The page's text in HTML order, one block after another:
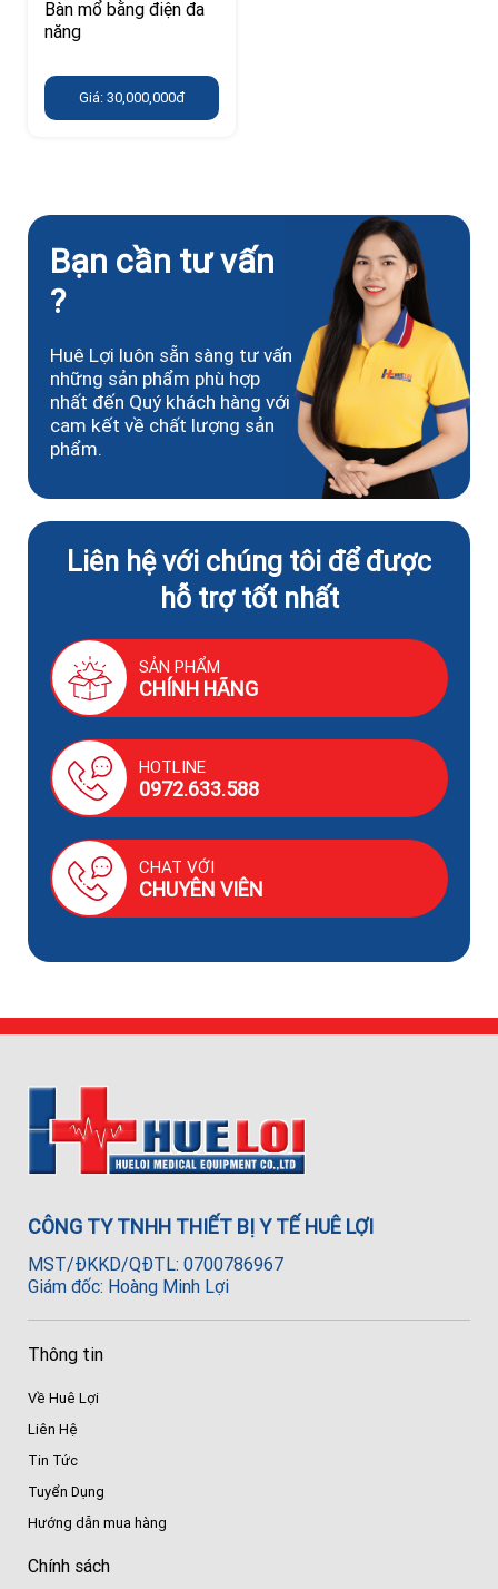
Bàn mổ bằng điện đa
năng
Giá: 30,000,000đ
Bạn cần tư vấn
?
Huê Lợi luôn sẵn sàng tư vấn
những sản phẩm phù hợp
nhất đến Quý khách hàng với
cam kết về chất lượng sản
phẩm.
Liên hệ với chúng tôi để được
hỗ trợ tốt nhất
SẢN PHẨM
CHÍNH HÃNG
HOTLINE
0972.633.588
CHAT VỚI
CHUYÊN VIÊN
CÔNG TY TNHH THIẾT BỊ Y TẾ HUÊ LỢI
MST/ĐKKD/QĐTL: 0700786967
Giám đốc: Hoàng Minh Lợi
Thông tin
Về Huê Lợi
Liên Hệ
Tin Tức
Tuyển Dụng
Hướng dẫn mua hàng
Chính sách